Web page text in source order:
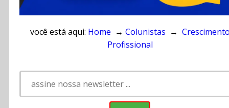
você está aqui: Home → Colunistas →
Profissional